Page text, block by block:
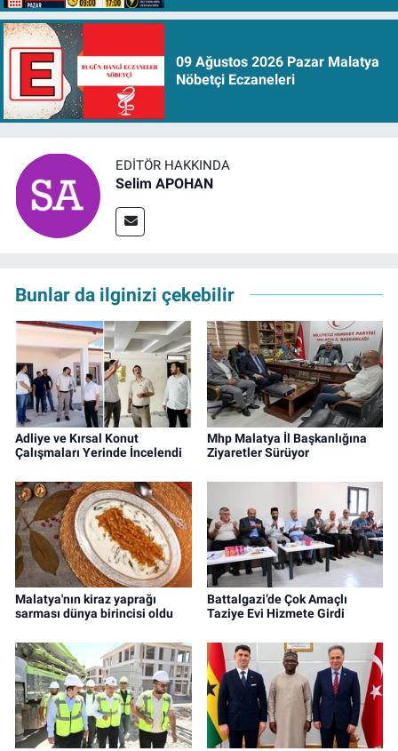
09 Ağustos 2026 Pazar Malatya
Nöbetçi Eczaneleri
EDITÖR HAKKINDA
Selim APOHAN
Bunlar da ilginizi çekebilir
Adliye ve Kırsal Konut
Çalışmaları Yerinde İncelendi
Mhp Malatya İl Başkanlığına
Ziyaretler Sürüyor
Malatya'nın kiraz yaprağı
sarması dünya birincisi oldu
Battalgazi’de Çok Amaçlı
Taziye Evi Hizmete Girdi